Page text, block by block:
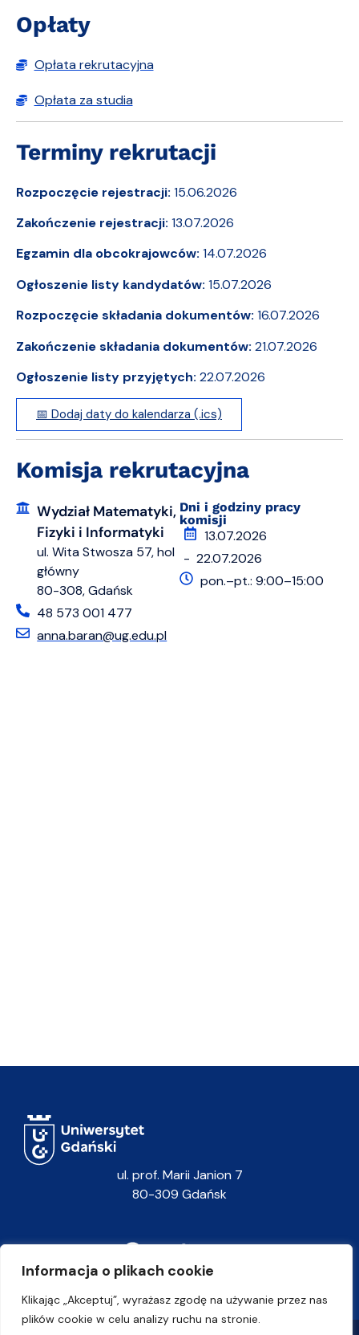
Informacja o plikach cookie
Klikając „Akceptuj”, wyrażasz zgodę na używanie przez nas
plików cookie w celu analizy ruchu na stronie.
Opłaty
Opłata rekrutacyjna
Opłata za studia
Terminy rekrutacji
Rozpoczęcie rejestracji: 15.06.2026
Zakończenie rejestracji: 13.07.2026
Egzamin dla obcokrajowców: 14.07.2026
Ogłoszenie listy kandydatów: 15.07.2026
Rozpoczęcie składania dokumentów: 16.07.2026
Zakończenie składania dokumentów: 21.07.2026
Ogłoszenie listy przyjętych: 22.07.2026
📅 Dodaj daty do kalendarza (.ics)
Komisja rekrutacyjna
Wydział Matematyki,
Fizyki i Informatyki
ul. Wita Stwosza 57, hol
główny
80-308, Gdańsk
48 573 001 477
anna.baran@ug.edu.pl
Dni i godziny pracy
komisji
13.07.2026
- 22.07.2026
pon.–pt.: 9:00–15:00
ul. prof. Marii Janion 7
80-309 Gdańsk